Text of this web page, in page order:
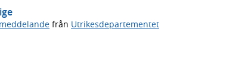
från Utrikesdepartementet